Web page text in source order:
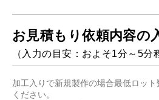
お見積もり依頼内容の
（入力の目安：およそ1分～5分
加工入りで新規製作の場合最低ロッ
ください。